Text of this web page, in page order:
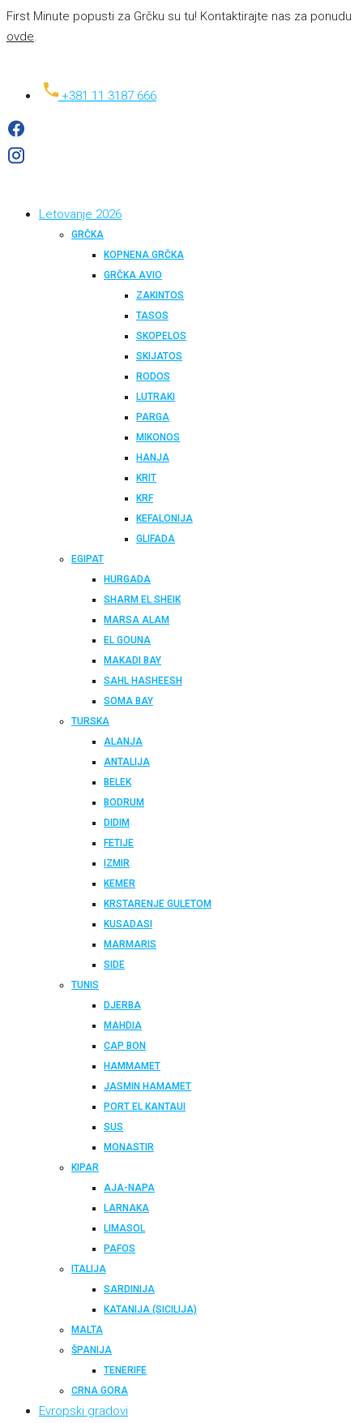
First Minute popusti za Grčku su tu! Kontaktirajte nas za ponudu
ovde.
+381 11 3187 666
Letovanje 2026
GRČKA
KOPNENA GRČKA
GRČKA AVIO
ZAKINTOS
TASOS
SKOPELOS
SKIJATOS
RODOS
LUTRAKI
PARGA
MIKONOS
HANJA
KRIT
KRF
KEFALONIJA
GLIFADA
EGIPAT
HURGADA
SHARM EL SHEIK
MARSA ALAM
EL GOUNA
MAKADI BAY
SAHL HASHEESH
SOMA BAY
TURSKA
ALANJA
ANTALIJA
BELEK
BODRUM
DIDIM
FETIJE
IZMIR
KEMER
KRSTARENJE GULETOM
KUSADASI
MARMARIS
SIDE
TUNIS
DJERBA
MAHDIA
CAP BON
HAMMAMET
JASMIN HAMAMET
PORT EL KANTAUI
SUS
MONASTIR
KIPAR
AJA-NAPA
LARNAKA
LIMASOL
PAFOS
ITALIJA
SARDINIJA
KATANIJA (SICILIJA)
MALTA
ŠPANIJA
TENERIFE
CRNA GORA
Evropski gradovi